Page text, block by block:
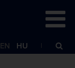
EN HU